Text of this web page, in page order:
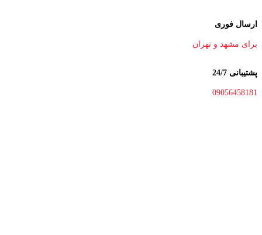
ارسال فوری
برای مشهد و تهران
پشتیبانی 24/7
09056458181